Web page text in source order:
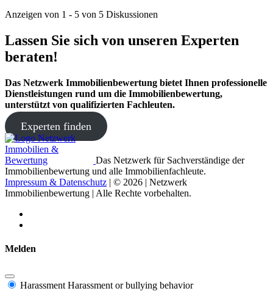
Anzeigen von 1 - 5 von 5 Diskussionen
Lassen Sie sich von unseren Experten
beraten!
Das Netzwerk Immobilienbewertung bietet Ihnen professionelle
Dienstleistungen rund um die Immobilienbewertung,
unterstützt von qualifizierten Fachleuten.
Experten finden
Das Netzwerk für Sachverständige der
Immobilienbewertung und alle Immobilienfachleute.
Impressum & Datenschutz | © 2026 | Netzwerk
Immobilienbewertung | Alle Rechte vorbehalten.
Melden
Harassment Harassment or bullying behavior